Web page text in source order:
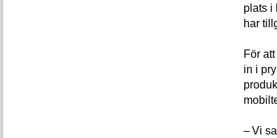
plats i
har
För
in i
– Vi